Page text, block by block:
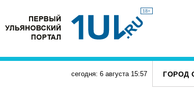
18+
сегодня: 6 августа 15:57 ГОРОД